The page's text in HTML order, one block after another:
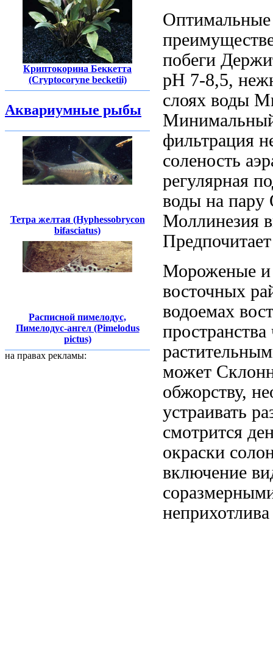
Криптокорина Беккетта
(Cryptocoryne becketii)
Аквариумные рыбы
Тетра желтая (Hyphessobrycon
bifasciatus)
Расписной пимелодус,
Пимелодус-ангел (Pimelodus
pictus)
на правах рекламы:
побеги
рН 7-8,5,
слоях воды
фильтрация
соленость
регулярная
воды на пару
Моллинезия
Мороженые
восточных
водоемах
пространства
может
обжорству,
устраивать
смотрится
окраски
включение